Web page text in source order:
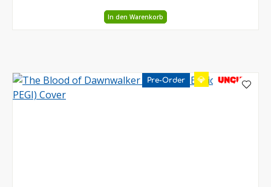
In den Warenkorb
Pre-Order 💎 UNCUT